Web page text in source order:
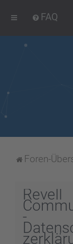
FAQ
Foren-
Revell
-